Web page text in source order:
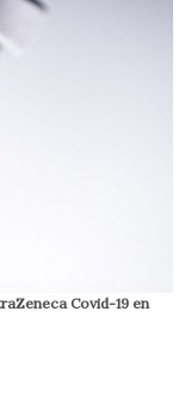
Covid-19 en